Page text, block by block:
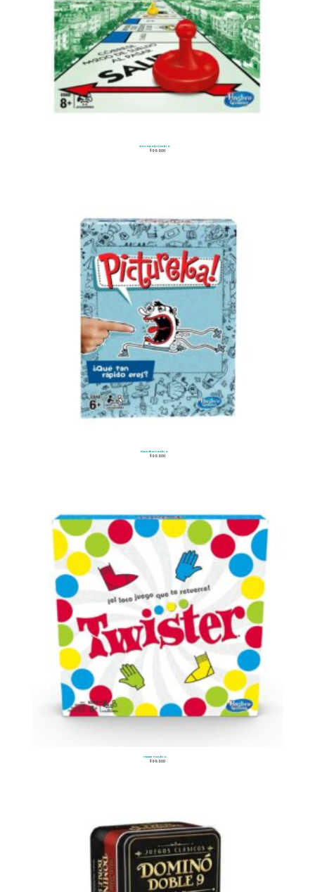
Monopoly Hasbro
$99.900
Pictureka Hasbro
$99.900
Twister Hasbro
$99.900